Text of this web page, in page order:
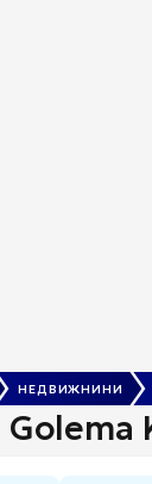
НЕДВИЖНИНИ